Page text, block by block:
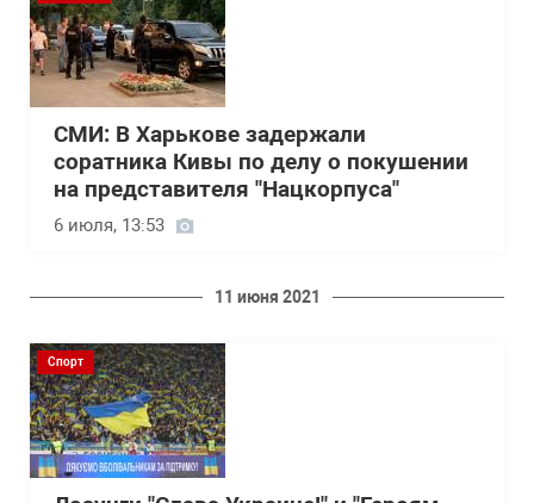
СМИ: В Харькове задержали
соратника Кивы по делу о покушении
на представителя "Нацкорпуса"
6 июля, 13:53
11 июня 2021
Спорт